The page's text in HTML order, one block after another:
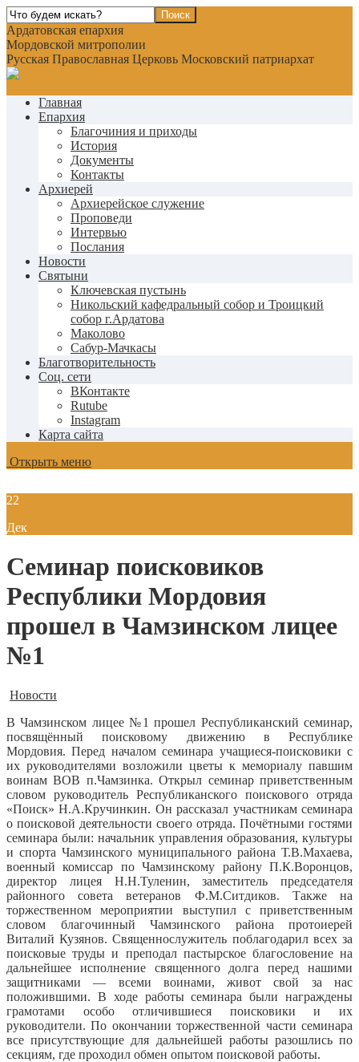
Ардатовская епархия
Мордовской митрополии
Русская Православная Церковь Московский патриархат
Главная
Епархия
Благочиния и приходы
История
Документы
Контакты
Архиерей
Архиерейское служение
Проповеди
Интервью
Послания
Новости
Святыни
Ключевская пустынь
Никольский кафедральный собор и Троицкий
собор г.Ардатова
Маколово
Сабур-Мачкасы
Благотворительность
Соц. сети
ВКонтакте
Rutube
Instagram
Карта сайта
Открыть меню
22
Дек
Семинар поисковиков
Республики Мордовия
прошел в Чамзинском лицее
№1
Новости
В Чамзинском лицее №1 прошел Республиканский семинар,
посвящённый поисковому движению в Республике
Мордовия.Перед началом семинара учащиеся-поисковики с
их руководителями возложили цветы к мемориалу павшим
воинам ВОВ п.Чамзинка. Открыл семинар приветственным
словом руководитель Республиканского поискового отряда
«Поиск» Н.А.Кручинкин. Он рассказал участникам семинара
о поисковой деятельности своего отряда. Почётными гостями
семинара были: начальник управления образования, культуры
и спорта Чамзинского муниципального района Т.В.Махаева,
военный комиссар по Чамзинскому району П.К.Воронцов,
директор лицея Н.Н.Туленин, заместитель председателя
районного совета ветеранов Ф.М.Ситдиков. Также на
торжественном мероприятии выступил с приветственным
словом благочинный Чамзинского района протоиерей
Виталий Кузянов. Священнослужитель поблагодарил всех за
поисковые труды и преподал пастырское благословение на
дальнейшее исполнение священного долга перед нашими
защитниками — всеми воинами, живот свой за нас
положившими. В ходе работы семинара были награждены
грамотами особо отличившиеся поисковики и их
руководители. По окончании торжественной части семинара
все присутствующие для дальнейшей работы разошлись по
секциям, где проходил обмен опытом поисковой работы.